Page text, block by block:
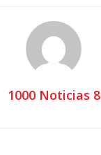
1000 Noticias 8